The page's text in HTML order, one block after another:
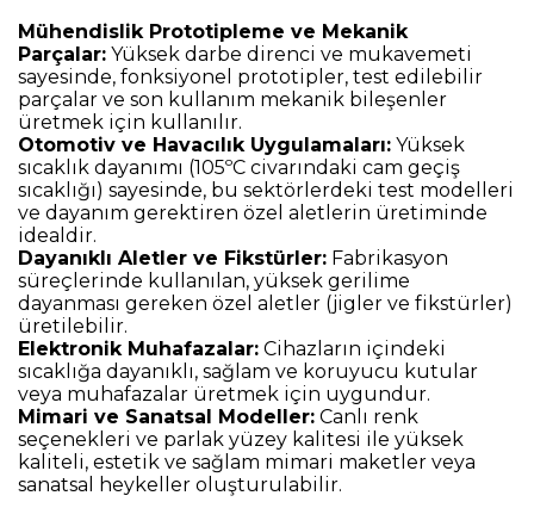
Mühendislik Prototipleme ve Mekanik
Parçalar: Yüksek darbe direnci ve mukavemeti
sayesinde, fonksiyonel prototipler, test edilebilir
parçalar ve son kullanım mekanik bileşenler
üretmek için kullanılır.
Otomotiv ve Havacılık Uygulamaları: Yüksek
sıcaklık dayanımı (105ºC civarındaki cam geçiş
sıcaklığı) sayesinde, bu sektörlerdeki test modelleri
ve dayanım gerektiren özel aletlerin üretiminde
idealdir.
Dayanıklı Aletler ve Fikstürler: Fabrikasyon
süreçlerinde kullanılan, yüksek gerilime
dayanması gereken özel aletler (jigler ve fikstürler)
üretilebilir.
Elektronik Muhafazalar: Cihazların içindeki
sıcaklığa dayanıklı, sağlam ve koruyucu kutular
veya muhafazalar üretmek için uygundur.
Mimari ve Sanatsal Modeller: Canlı renk
seçenekleri ve parlak yüzey kalitesi ile yüksek
kaliteli, estetik ve sağlam mimari maketler veya
sanatsal heykeller oluşturulabilir.